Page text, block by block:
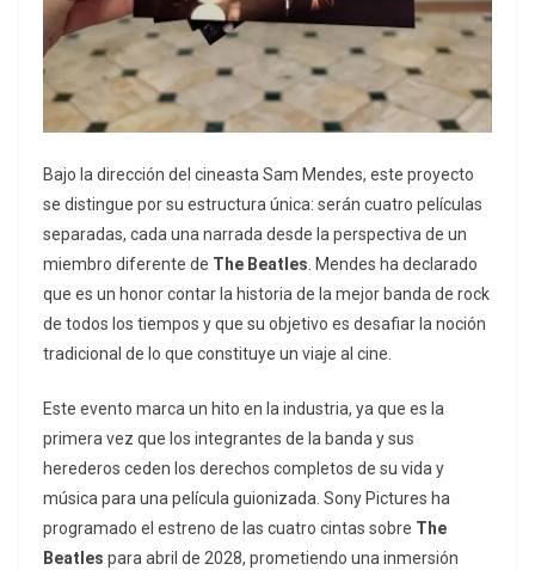
Bajo la dirección del cineasta Sam Mendes, este proyecto
se distingue por su estructura única: serán cuatro películas
separadas, cada una narrada desde la perspectiva de un
miembro diferente de The Beatles . Mendes ha declarado
que es un honor contar la historia de la mejor banda de rock
de todos los tiempos y que su objetivo es desafiar la noción
tradicional de lo que constituye un viaje al cine.
Este evento marca un hito en la industria, ya que es la
primera vez que los integrantes de la banda y sus
herederos ceden los derechos completos de su vida y
música para una película guionizada. Sony Pictures ha
programado el estreno de las cuatro cintas sobre The
Beatles para abril de 2028, prometiendo una inmersión